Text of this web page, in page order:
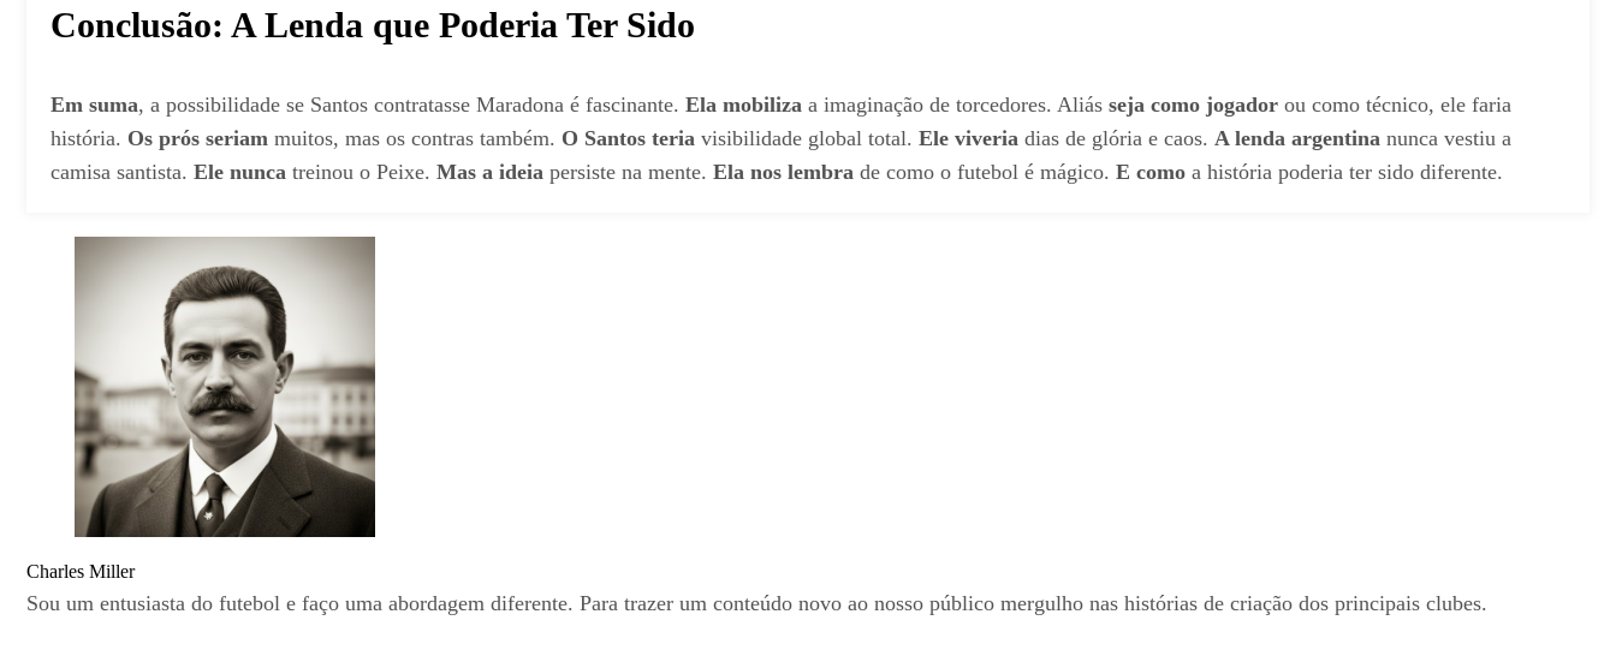
Conclusão: A Lenda que Poderia Ter Sido
Em suma, a possibilidade se Santos contratasse Maradona é fascinante. Ela mobiliza a imaginação de torcedores. Aliás seja como jogador ou como técnico, ele faria
história. Os prós seriam muitos, mas os contras também. O Santos teria visibilidade global total. Ele viveria dias de glória e caos. A lenda argentina nunca vestiu a
camisa santista. Ele nunca treinou o Peixe. Mas a ideia persiste na mente. Ela nos lembra de como o futebol é mágico. E como a história poderia ter sido diferente.
Charles Miller
Sou um entusiasta do futebol e faço uma abordagem diferente. Para trazer um conteúdo novo ao nosso público mergulho nas histórias de criação dos principais clubes.